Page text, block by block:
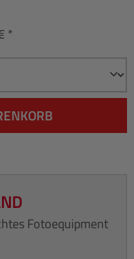
*
Fotoequipment